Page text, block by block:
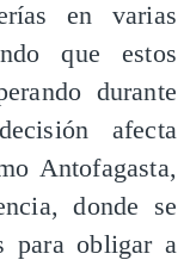
en varias
que estos
durante
afecta
Antofagasta,
donde se
para obligar a